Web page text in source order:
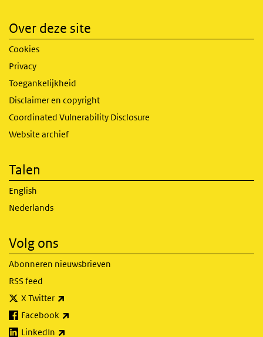
Over deze site
Cookies
Privacy
Toegankelijkheid
Disclaimer en copyright
Coordinated Vulnerability Disclosure
Website archief
Talen
English
Nederlands
Volg ons
Abonneren nieuwsbrieven
RSS feed
X Twitter
Facebook
LinkedIn